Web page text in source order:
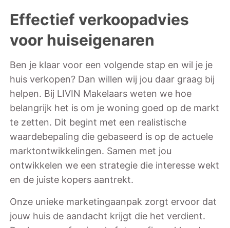
Effectief verkoopadvies
voor huiseigenaren
Ben je klaar voor een volgende stap en wil je je
huis verkopen? Dan willen wij jou daar graag bij
helpen. Bij LIVIN Makelaars weten we hoe
belangrijk het is om je woning goed op de markt
te zetten. Dit begint met een realistische
waardebepaling die gebaseerd is op de actuele
marktontwikkelingen. Samen met jou
ontwikkelen we een strategie die interesse wekt
en de juiste kopers aantrekt.
Onze unieke marketingaanpak zorgt ervoor dat
jouw huis de aandacht krijgt die het verdient.